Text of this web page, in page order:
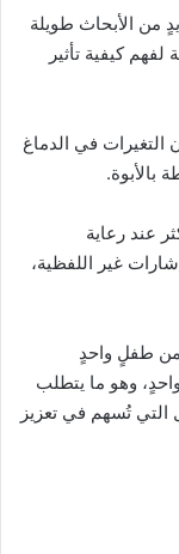
من الأبحاث طويلة
كيفية تأثير
التغيرات في الدماغ
بالأبوة.
عند رعاية
غير اللفظية،
من طفلٍ واحدٍ
وهو ما يتطلب
التي تُسهم في تعزيز